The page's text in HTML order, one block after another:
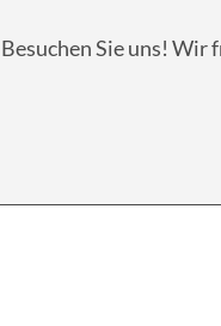
Besuchen Sie uns! Wir